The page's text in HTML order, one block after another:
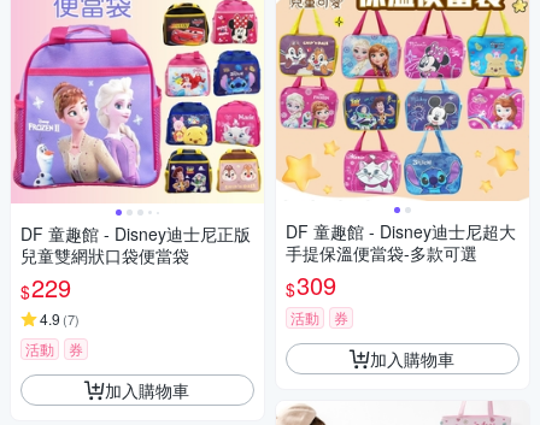
DF 童趣館 - Disney迪士尼正版
兒童雙網狀口袋便當袋
$229
4.9 (7)
活動 券
加入購物車
DF 童趣館 - Disney迪士尼超大
手提保溫便當袋-多款可選
$309
活動 券
加入購物車